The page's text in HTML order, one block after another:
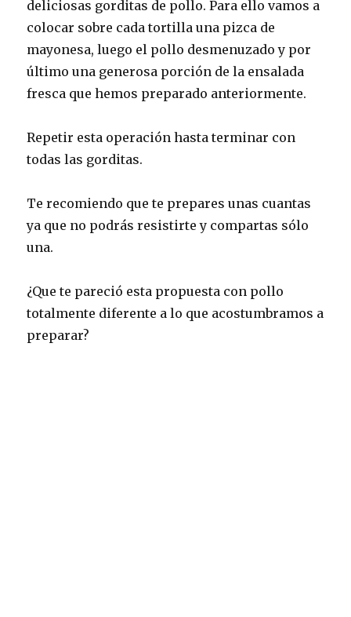
deliciosas gorditas de pollo. Para ello vamos a
colocar sobre cada tortilla una pizca de
mayonesa, luego el pollo desmenuzado y por
último una generosa porción de la ensalada
fresca que hemos preparado anteriormente.
Repetir esta operación hasta terminar con
todas las gorditas.
Te recomiendo que te prepares unas cuantas
ya que no podrás resistirte y compartas sólo
una.
¿Que te pareció esta propuesta con pollo
totalmente diferente a lo que acostumbramos a
preparar?